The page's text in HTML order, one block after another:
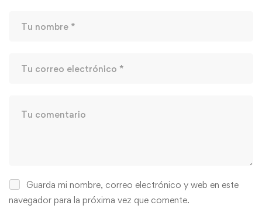
Guarda mi nombre, correo electrónico y web en este
navegador para la próxima vez que comente.